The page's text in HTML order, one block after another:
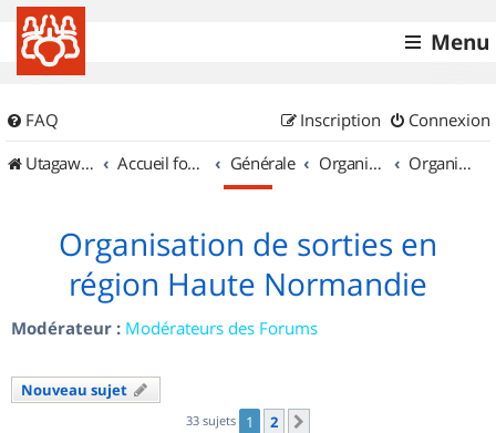
Menu
FAQ Connexion
Inscription
UtagawaVTT (Randos VTT et VTTAE avec traces GPS)
Accueil forum Générale Organisation de sorties & Recherche de partenaires Organisation de sorties en région Haute Normandie
Organisation de sorties en
région Haute Normandie
Modérateur : Modérateurs des Forums
Nouveau sujet
33 sujets 1 2